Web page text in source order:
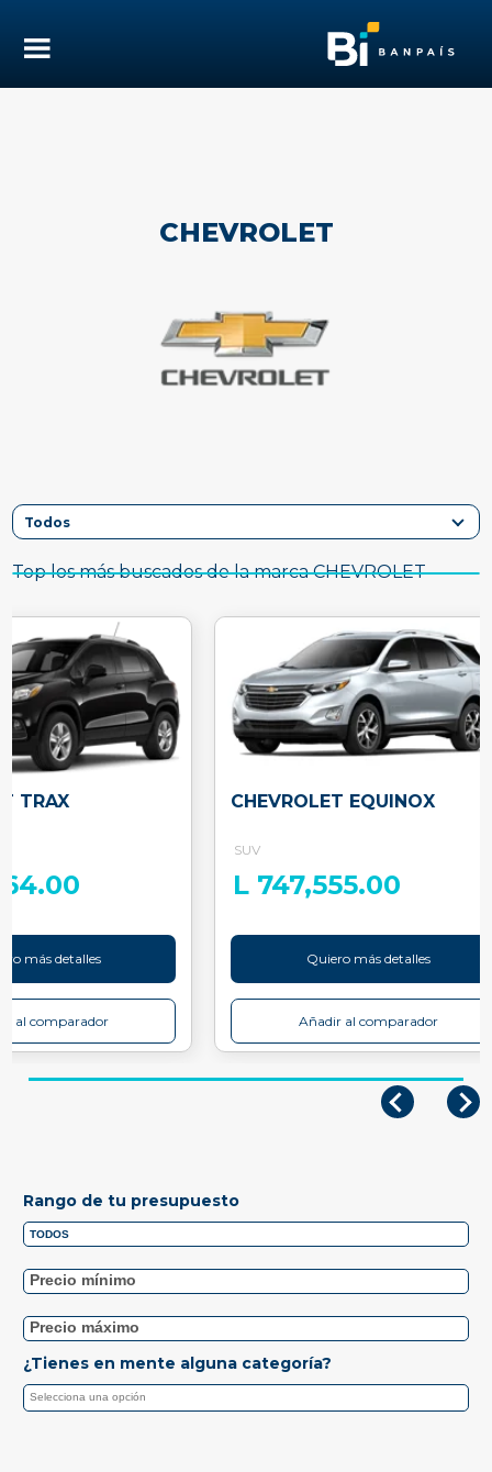
CHEVROLET
Top los más buscados de la marca CHEVROLET
TRAX
más detalles
al comparador
CHEVROLET EQUINOX
SUV
L 747,555.00
Quiero más detalles
Añadir al comparador
Rango de tu presupuesto
¿Tienes en mente alguna categoría?